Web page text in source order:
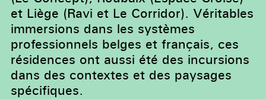
et Liège (Ravi et Le Corridor). Véritables
immersions dans les systèmes
professionnels belges et français, ces
résidences ont aussi été des incursions
dans des contextes et des paysages
spécifiques.